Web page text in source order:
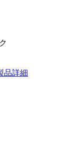
品詳細